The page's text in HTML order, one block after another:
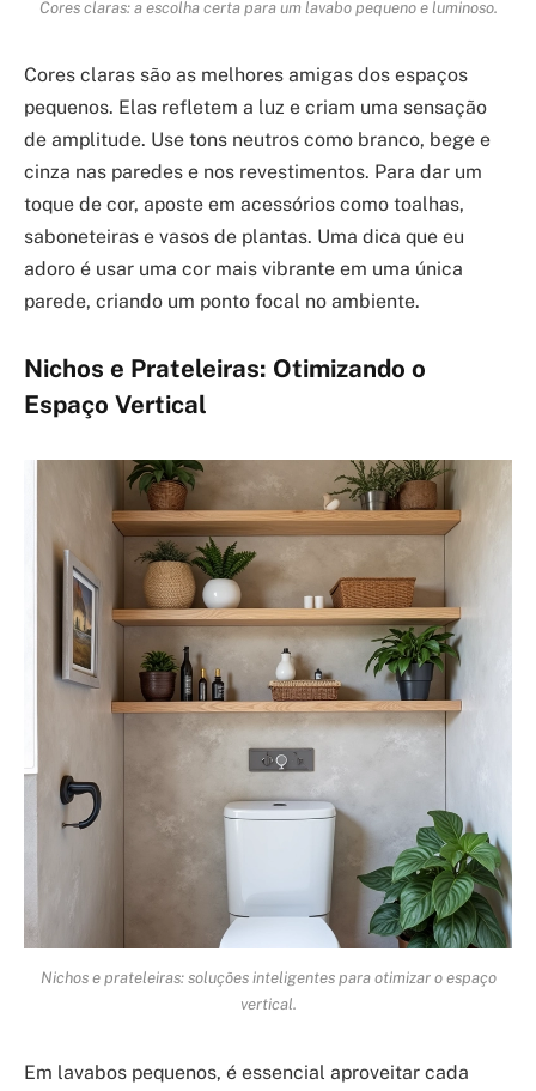
Cores claras: a escolha certa para um lavabo pequeno e luminoso.
Cores claras são as melhores amigas dos espaços
pequenos. Elas refletem a luz e criam uma sensação
de amplitude. Use tons neutros como branco, bege e
cinza nas paredes e nos revestimentos. Para dar um
toque de cor, aposte em acessórios como toalhas,
saboneteiras e vasos de plantas. Uma dica que eu
adoro é usar uma cor mais vibrante em uma única
parede, criando um ponto focal no ambiente.
Nichos e Prateleiras: Otimizando o
Espaço Vertical
Nichos e prateleiras: soluções inteligentes para otimizar o espaço
vertical.
Em lavabos pequenos, é essencial aproveitar cada